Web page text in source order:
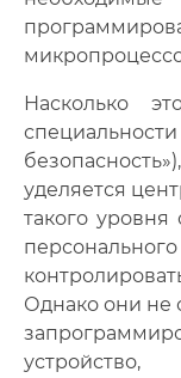
Насколько
уделяется
такого уровня
Однако они не